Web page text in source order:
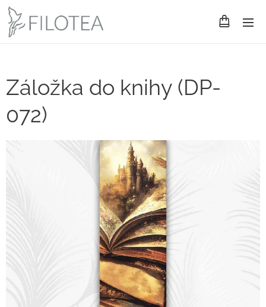
Záložka do knihy (DP-
072)